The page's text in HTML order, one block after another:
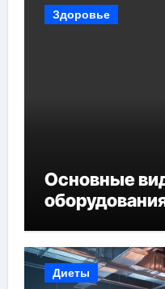
Здоровье
Основные
Диеты